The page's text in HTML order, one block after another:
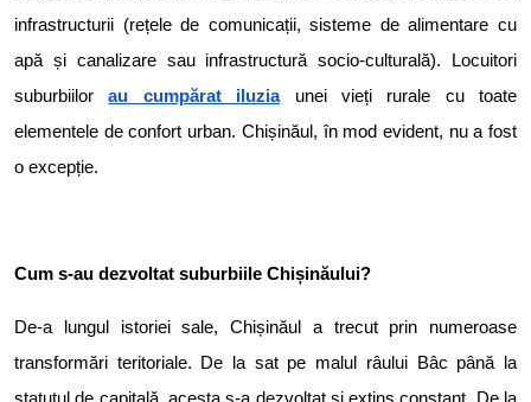
infrastructurii (rețele de comunicații, sisteme de alimentare cu
apă și canalizare sau infrastructură socio-culturală). Locuitori
suburbiilorau cumpărat iluziaunei vieți rurale cu toate
elementele de confort urban. Chișinăul, în mod evident, nu a fost
o excepție.
Cum s-au dezvoltat suburbiile Chișinăului?
De-a lungul istoriei sale, Chișinăul a trecut prin numeroase
transformări teritoriale. De la sat pe malul râului Bâc până la
statutul de capitală, acesta s-a dezvoltat și extins constant. De la